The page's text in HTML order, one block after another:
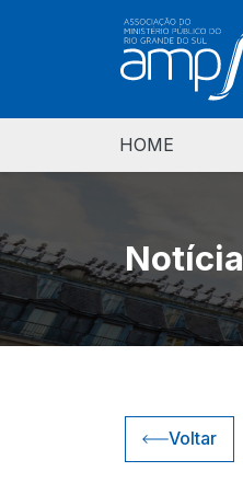
HOME
Notícia
Voltar